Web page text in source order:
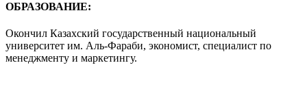
ОБРАЗОВАНИЕ:
Окончил Казахский государственный национальный
университет им. Аль-Фараби, экономист, специалист по
менеджменту и маркетингу.